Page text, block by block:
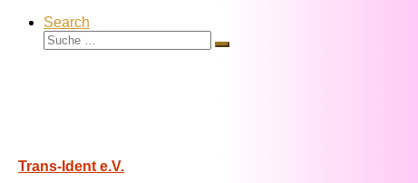
Search
Suche
Suche
Trans-Ident e.V.